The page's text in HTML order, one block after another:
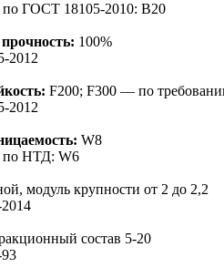
по ГОСТ 18105-2010: B20
100%
2012
F200; F300 — по
2012
W8
по НТД: W6
модуль крупности от 2 до 2,2
состав 5-20